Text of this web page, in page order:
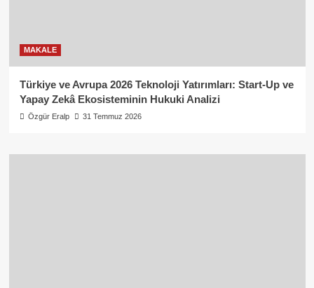
MAKALE
Türkiye ve Avrupa 2026 Teknoloji Yatırımları: Start-Up ve
Yapay Zekâ Ekosisteminin Hukuki Analizi
Özgür Eralp 31 Temmuz 2026